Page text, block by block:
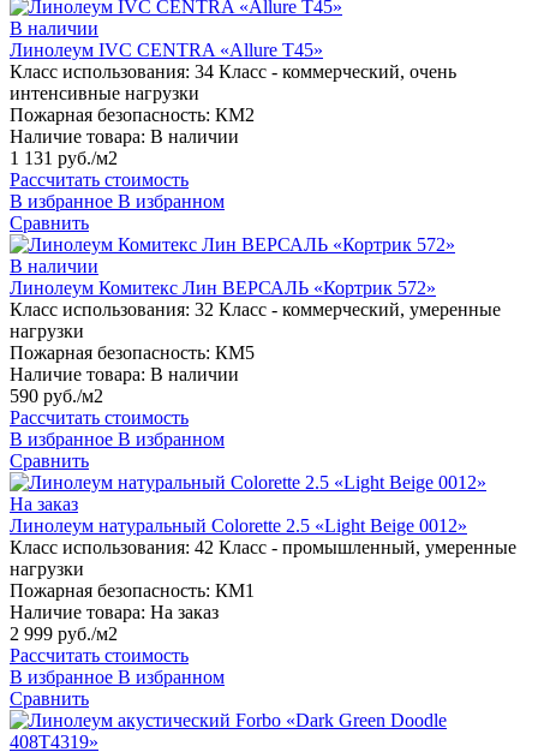
В наличии
Линолеум IVC CENTRA «Allure T45»
Класс использования: 34 Класс - коммерческий, очень
интенсивные нагрузки
Пожарная безопасность: КМ2
Наличие товара: В наличии
1 131 руб./м2
Рассчитать стоимость
В избранное В избранном
Сравнить
В наличии
Линолеум Комитекс Лин ВЕРСАЛЬ «Кортрик 572»
Класс использования: 32 Класс - коммерческий, умеренные
нагрузки
Пожарная безопасность: КМ5
Наличие товара: В наличии
590 руб./м2
Рассчитать стоимость
В избранное В избранном
Сравнить
На заказ
Линолеум натуральный Colorette 2.5 «Light Beige 0012»
Класс использования: 42 Класс - промышленный, умеренные
нагрузки
Пожарная безопасность: КМ1
Наличие товара: На заказ
2 999 руб./м2
Рассчитать стоимость
В избранное В избранном
Сравнить